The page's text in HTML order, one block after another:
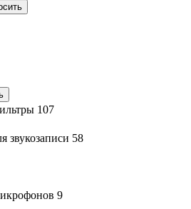
107
звукозаписи 58
9